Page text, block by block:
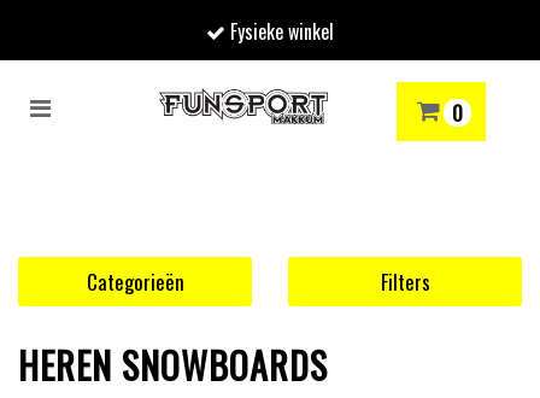
Fysieke winkel
Toggle
0
Uw winkelwagen is leeg.
SKIËN WINTERSPORTSHOP
Categorieën Filters
HEREN SNOWBOARDS